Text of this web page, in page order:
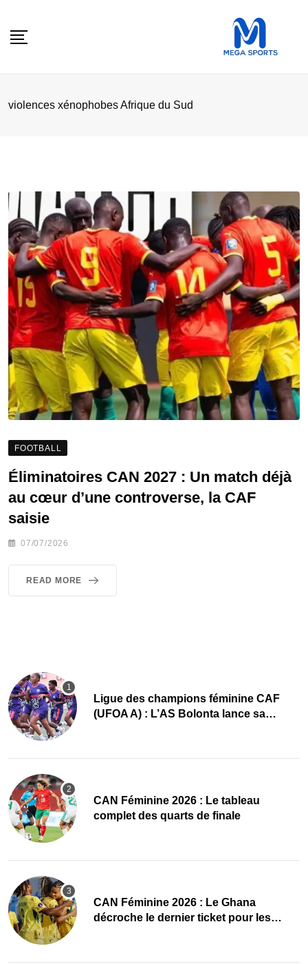
violences xénophobes Afrique du Sud
FOOTBALL
Éliminatoires CAN 2027 : Un match déjà
au cœur d’une controverse, la CAF
saisie
07/07/2026
READ MORE
Ligue des champions féminine CAF
(UFOA A) : L’AS Bolonta lance sa
CAN Féminine 2026 : Le tableau
complet des quarts de finale
CAN Féminine 2026 : Le Ghana
décroche le dernier ticket pour les